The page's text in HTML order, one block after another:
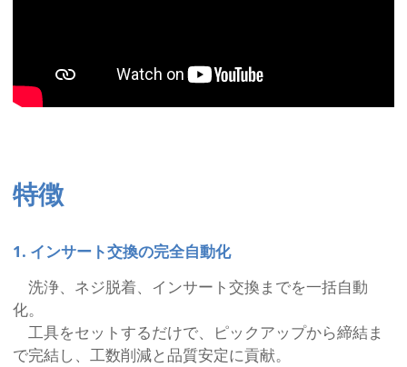
特徴
1. インサート交換の完全自動化
洗浄、ネジ脱着、インサート交換までを一括自動
化。
工具をセットするだけで、ピックアップから締結ま
で完結し、工数削減と品質安定に貢献。